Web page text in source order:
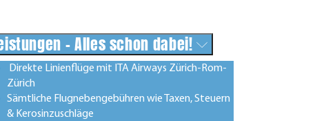
- Alles schon dabei!
Direkte Linienflüge mit ITA Airways Zürich-Rom-
Zürich
Sämtliche Flugnebengebühren wie Taxen, Steuern
& Kerosinzuschläge